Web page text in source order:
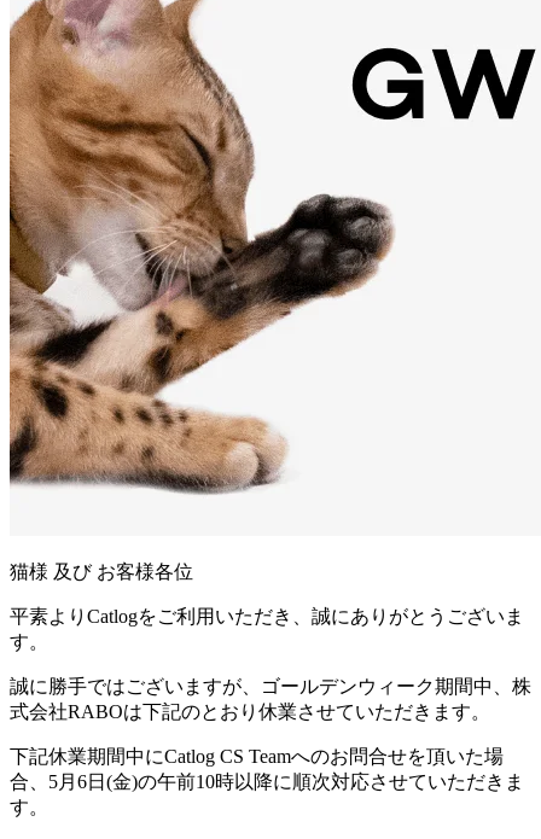
猫様 及び お客様各位
平素よりCatlogをご利用いただき、誠にありがとうございま
す。
誠に勝手ではございますが、ゴールデンウィーク期間中、株
式会社RABOは下記のとおり休業させていただきます。
下記休業期間中にCatlog CS Teamへのお問合せを頂いた場
合、5月6日(金)の午前10時以降に順次対応させていただきま
す。